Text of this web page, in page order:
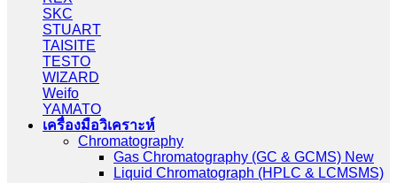
SKC
STUART
TAISITE
TESTO
WIZARD
Weifo
YAMATO
เครื่องมือวิเคราะห์
Chromatography
Gas Chromatography (GC & GCMS) New
Liquid Chromatograph (HPLC & LCMSMS)